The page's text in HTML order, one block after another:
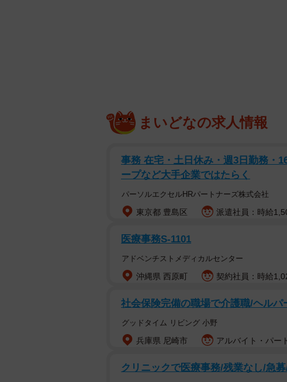
まいどなの求人情報
事務 在宅・土日休み・週3日勤務・
ープなど大手企業ではたらく
パーソルエクセルHRパートナーズ株式会社
東京都 豊島区 派遣社員：時給
医療事務S-1101
アドベンチストメディカルセンター
沖縄県 西原町 契約社員：時給
社会保険完備の職場で介護職/ヘルパ
グッドタイム リビング 小野
兵庫県 尼崎市 アルバイト・パー
クリニックで医療事務/残業なし/急